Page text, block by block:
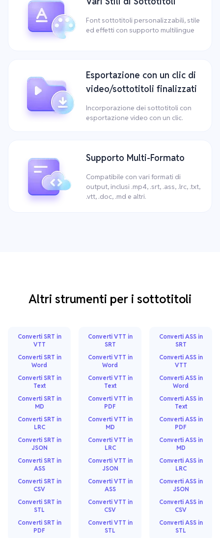
Font sottotitoli personalizzabili, stile
ed effetti con supporto multilingue
Esportazione con un clic di
video/sottotitoli finalizzati
Incorporazione dei sottotitoli con
esportazione video con un clic.
Supporto Multi-Formato
Compatibile con vari formati di
output, inclusi .mp4, .srt, .ass, .lrc, .txt,
.vtt, .doc, .md e altri.
Altri strumenti per i sottotitoli
Converti SRT in
VTT
Converti SRT in
Word
Converti SRT in
Text
Converti SRT in
MD
Converti SRT in
LRC
Converti SRT in
JSON
Converti SRT in
ASS
Converti SRT in
CSV
Converti SRT in
STL
Converti SRT in
PDF
Converti VTT in
SRT
Converti VTT in
Word
Converti VTT in
Text
Converti VTT in
PDF
Converti VTT in
MD
Converti VTT in
LRC
Converti VTT in
JSON
Converti VTT in
ASS
Converti VTT in
CSV
Converti VTT in
STL
Converti ASS in
SRT
Converti ASS in
VTT
Converti ASS in
Word
Converti ASS in
Text
Converti ASS in
PDF
Converti ASS in
MD
Converti ASS in
LRC
Converti ASS in
JSON
Converti ASS in
CSV
Converti ASS in
STL